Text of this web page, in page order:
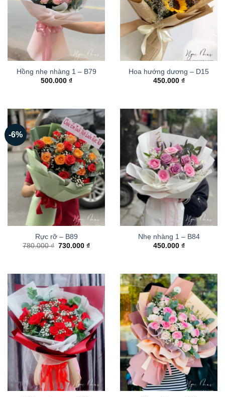
Hồng nhẹ nhàng 1 – B79
500.000 ₫
Hoa hướng dương – D15
450.000 ₫
-6%
Rực rỡ – B89
780.000₫ Giá
730.000₫Giá
Nhẹ nhàng 1 – B84
450.000 ₫